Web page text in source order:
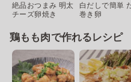
絶品おつまみ 明太
チーズ卵焼き
白だしで簡単
巻き卵
鶏もも肉で作れるレシピ